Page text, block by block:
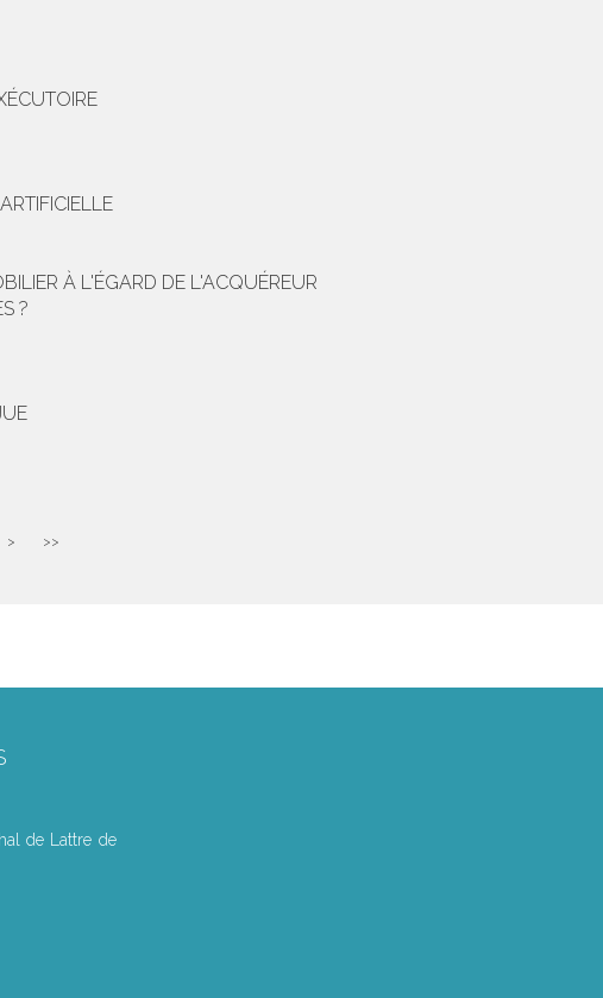
À L'ÉGARD DE L'ACQUÉREUR
?
> >>
de Lattre de